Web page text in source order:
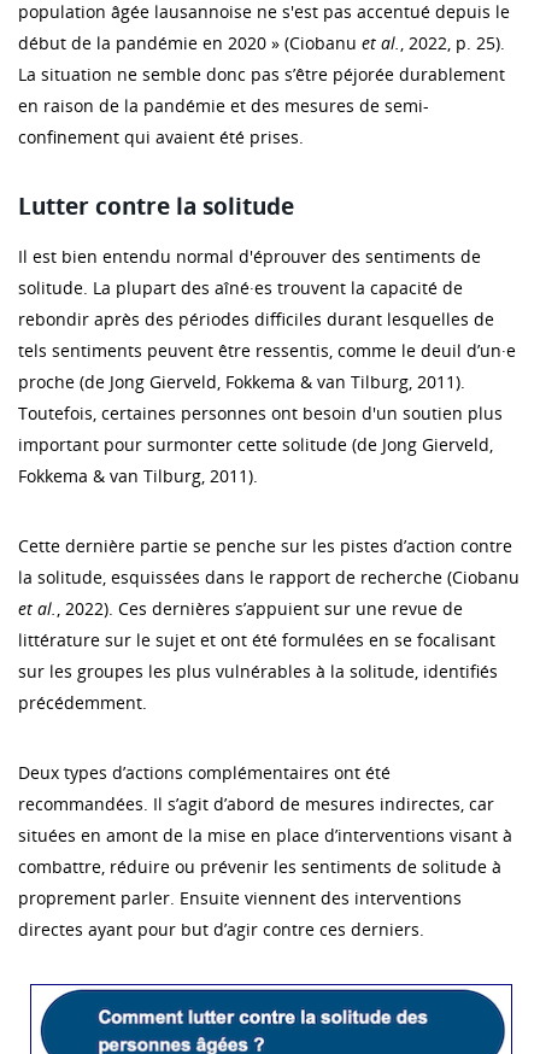
population âgée lausannoise ne s'est pas accentué depuis le
début de la pandémie en 2020 » (Ciobanu et al., 2022, p. 25).
La situation ne semble donc pas s’être péjorée durablement
en raison de la pandémie et des mesures de semi-
confinement qui avaient été prises.
Lutter contre la solitude
Il est bien entendu normal d'éprouver des sentiments de
solitude. La plupart des aîné·es trouvent la capacité de
rebondir après des périodes difficiles durant lesquelles de
tels sentiments peuvent être ressentis, comme le deuil d’un·e
proche (de Jong Gierveld, Fokkema & van Tilburg, 2011).
Toutefois, certaines personnes ont besoin d'un soutien plus
important pour surmonter cette solitude (de Jong Gierveld,
Fokkema & van Tilburg, 2011).
Cette dernière partie se penche sur les pistes d’action contre
la solitude, esquissées dans le rapport de recherche (Ciobanu
et al., 2022). Ces dernières s’appuient sur une revue de
littérature sur le sujet et ont été formulées en se focalisant
sur les groupes les plus vulnérables à la solitude, identifiés
précédemment.
Deux types d’actions complémentaires ont été
recommandées. Il s’agit d’abord de mesures indirectes, car
situées en amont de la mise en place d’interventions visant à
combattre, réduire ou prévenir les sentiments de solitude à
proprement parler. Ensuite viennent des interventions
directes ayant pour but d’agir contre ces derniers.